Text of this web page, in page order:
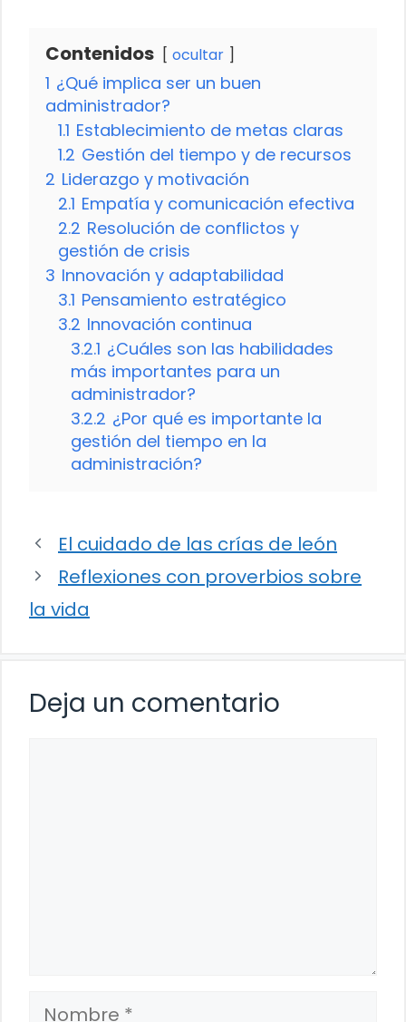
Contenidos ocultar
1 ¿Qué implica ser un buen
administrador?
1.1 Establecimiento de metas claras
1.2 Gestión del tiempo y de recursos
2 Liderazgo y motivación
2.1 Empatía y comunicación efectiva
2.2 Resolución de conflictos y
gestión de crisis
3 Innovación y adaptabilidad
3.1 Pensamiento estratégico
3.2 Innovación continua
3.2.1 ¿Cuáles son las habilidades
más importantes para un
administrador?
3.2.2 ¿Por qué es importante la
gestión del tiempo en la
administración?
El cuidado de las crías de león
Reflexiones con proverbios sobre
la vida
Deja un comentario
Nombre